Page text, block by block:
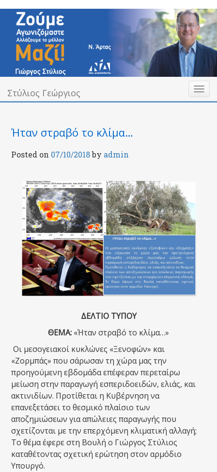
content
Στύλιος Γεώργιος
Υπεύθυνα Δίπλα σας Toggle
Στύλιος Γεώργιος
Ήταν στραβό το κλίμα…
Posted on 07/10/2018by admin
ΔΕΛΤΙΟ ΤΥΠΟΥ
ΘΕΜΑ: «Ήταν στραβό το κλίμα…»
Οι μεσογειακοί κυκλώνες «Ξενοφών» και
«Ζορμπάς» που σάρωσαν τη χώρα μας την
προηγούμενη εβδομάδα επέφεραν περεταίρω
μείωση στην παραγωγή εσπεριδοειδών, ελιάς, και
ακτινιδίων. Προτίθεται η Κυβέρνηση να
επανεξετάσει το θεσμικό πλαίσιο των
αποζημιώσεων για απώλειες παραγωγής που
σχετίζονται με την επερχόμενη κλιματική αλλαγή;
Το θέμα έφερε στη Βουλή ο Γιώργος Στύλιος
καταθέτοντας σχετική ερώτηση στον αρμόδιο
Υπουργό.